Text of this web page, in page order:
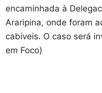
encaminhada à
Araripina, onde foram
cabíveis. O caso será
em Foco)